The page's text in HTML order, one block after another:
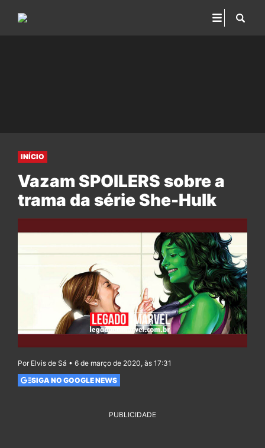
INÍCIO
Vazam SPOILERS sobre a
trama da série She-Hulk
Por Elvis de Sá • 6 de março de 2020, às 17:31
SIGA NO GOOGLE NEWS
PUBLICIDADE